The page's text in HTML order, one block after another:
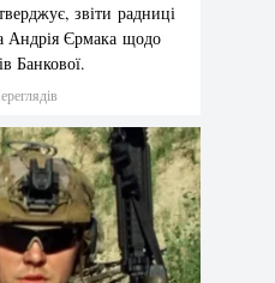
звіти радниці
Андрія Єрмака щодо
Банкової.